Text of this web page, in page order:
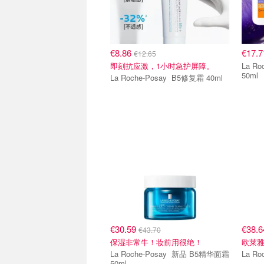
€8.86 €12.65
即刻抗应激，1小时急护屏障。
La Roche-Posay B5修复霜 40ml
La
50ml
€30.59 €43.70
保湿非常牛！妆前用很绝！
La Roche-Posay 新品 B5精华面霜
欧莱